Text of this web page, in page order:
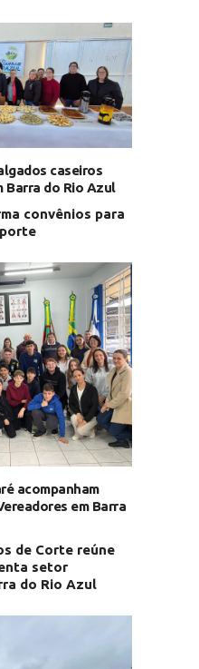
caseiros
Barra do Rio Azul
convênios para
acompanham
em Barra
de Corte reúne
setor
do Rio Azul